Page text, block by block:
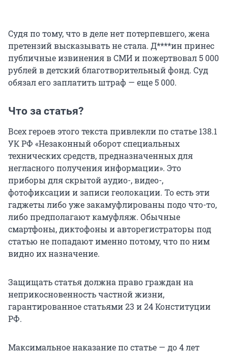
Судя по тому, что в деле нет потерпевшего, жена
претензий высказывать не стала. Д****ин принес
публичные извинения в СМИ и пожертвовал 5 000
рублей в детский благотворительный фонд. Суд
обязал его заплатить штраф — еще 5 000.
Что за статья?
Всех героев этого текста привлекли по статье 138.1
УК РФ «Незаконный оборот специальных
технических средств, предназначенных для
негласного получения информации». Это
приборы для скрытой аудио-, видео-,
фотофиксации и записи геолокации. То есть эти
гаджеты либо уже закамуфлированы подо что-то,
либо предполагают камуфляж. Обычные
смартфоны, диктофоны и авторегистраторы под
статью не попадают именно потому, что по ним
видно их назначение.
Защищать статья должна право граждан на
неприкосновенность частной жизни,
гарантированное статьями 23 и 24 Конституции
РФ.
Максимальное наказание по статье — до 4 лет